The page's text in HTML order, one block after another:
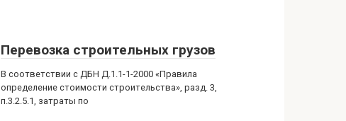
Перевозка строительных грузов
В соответствии с ДБН Д.1.1-1-2000 «Правила
определение стоимости строительства», разд. 3,
п.3.2.5.1, затраты по